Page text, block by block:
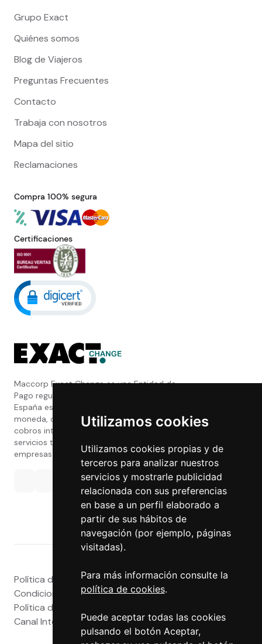
Utilizamos cookies
Utilizamos cookies propias y de
terceros para analizar nuestros
servicios y mostrarle publicidad
relacionada con sus preferencias
en base a un perfil elaborado a
partir de sus hábitos de
navegación (por ejemplo, páginas
visitadas).
Para más información consulte la
política de cookies.
Puede aceptar todas las cookies
pulsando el botón Aceptar,
Grupo Exact
Quiénes somos
Blog de Viajeros
Preguntas Frecuentes
Contacto
Trabaja con nosotros
Mapa del sitio
Reclamaciones
Compra 100% segura
Certificaciones
Maccorp Exact Change es una Entidad de
Pago regulada y con licencia del Banco de
España especializada en cambio de
moneda, divisas, transferencias, pagos y
cobros internacionales que presta estos
servicios tanto a particulares como a
empresas.
Política de privacidad |Atención al Cliente| Aviso legal
Condiciones de uso web
| Tablón de Anuncios
Política de Cookies
Canal Interno
| Canal Externo | Accesibilidad